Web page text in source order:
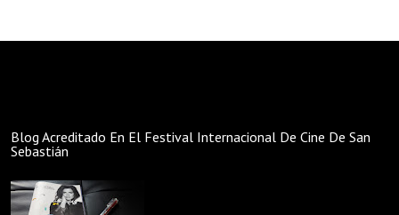
Blog Acreditado En El Festival Internacional De Cine De San
Sebastián